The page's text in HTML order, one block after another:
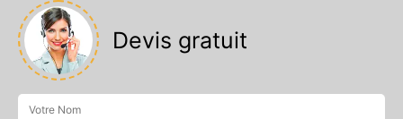
Devis gratuit